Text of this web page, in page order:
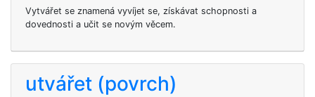
Vytvářet se znamená vyvíjet se, získávat schopnosti a
dovednosti a učit se novým věcem.
utvářet (povrch)